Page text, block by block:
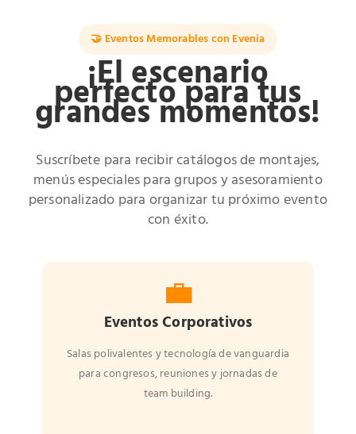
🤝 Eventos Memorables con Evenia
¡El escenario
perfecto para tus
grandes momentos!
Suscríbete para recibir catálogos de montajes,
menús especiales para grupos y asesoramiento
personalizado para organizar tu próximo evento
con éxito.
💼
Eventos Corporativos
Salas polivalentes y tecnología de vanguardia
para congresos, reuniones y jornadas de
team building.